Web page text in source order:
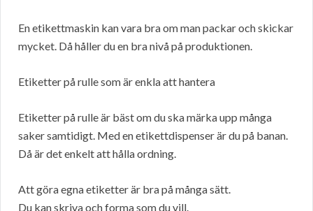
En etikettmaskin kan vara bra om man packar och skickar
mycket. Då håller du en bra nivå på produktionen.
Etiketter på rulle som är enkla att hantera
Etiketter på rulle är bäst om du ska märka upp många
saker samtidigt. Med en etikettdispenser är du på banan.
Då är det enkelt att hålla ordning.
Att göra egna etiketter är bra på många sätt.
Du kan skriva och forma som du vill.